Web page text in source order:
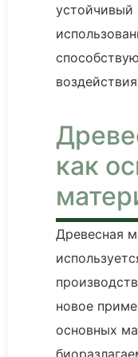
устойчивый
как
Древесная
новое
основных